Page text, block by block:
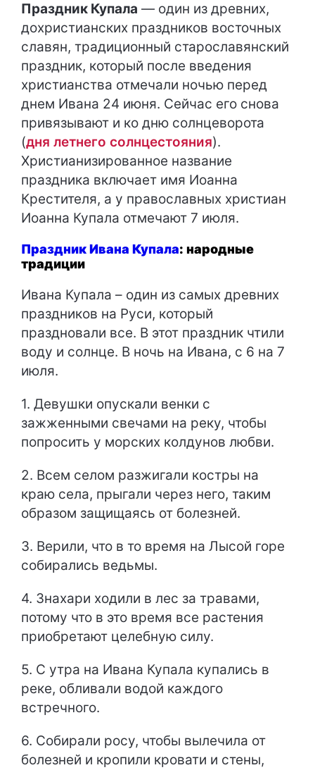
Праздник Купала — один из древних,
дохристианских праздников восточных
славян, традиционный старославянский
праздник, который после введения
христианства отмечали ночью перед
днем Ивана 24 июня. Сейчас его снова
привязывают и ко дню солнцеворота
(дня летнего солнцестояния).
Христианизированное название
праздника включает имя Иоанна
Крестителя, а у православных христиан
Иоанна Купала отмечают 7 июля.
Праздник Ивана Купала: народные
традиции
Ивана Купала – один из самых древних
праздников на Руси, который
праздновали все. В этот праздник чтили
воду и солнце. В ночь на Ивана, с 6 на 7
июля.
1. Девушки опускали венки с
зажженными свечами на реку, чтобы
попросить у морских колдунов любви.
2. Всем селом разжигали костры на
краю села, прыгали через него, таким
образом защищаясь от болезней.
3. Верили, что в то время на Лысой горе
собирались ведьмы.
4. Знахари ходили в лес за травами,
потому что в это время все растения
приобретают целебную силу.
5. С утра на Ивана Купала купались в
реке, обливали водой каждого
встречного.
6. Собирали росу, чтобы вылечила от
болезней и кропили кровати и стены,